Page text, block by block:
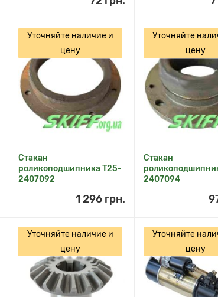
Уточняйте наличие и
цену
Стакан
роликоподшипника Т25-
2407092
1 296 грн.
Уточняйте
цену
Стакан
2407094
Уточняйте наличие и
цену
Уточняйте
цену